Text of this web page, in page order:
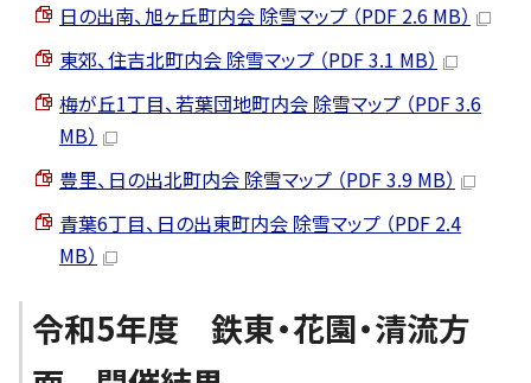
日の出南、旭ヶ丘町内会 除雪マップ （PDF 2.6 MB）
東郊、住吉北町内会 除雪マップ （PDF 3.1 MB）
梅が丘1丁目、若葉団地町内会 除雪マップ （PDF 3.6
MB）
豊里、日の出北町内会 除雪マップ （PDF 3.9 MB）
青葉6丁目、日の出東町内会 除雪マップ （PDF 2.4
MB）
令和5年度 鉄東・花園・清流方